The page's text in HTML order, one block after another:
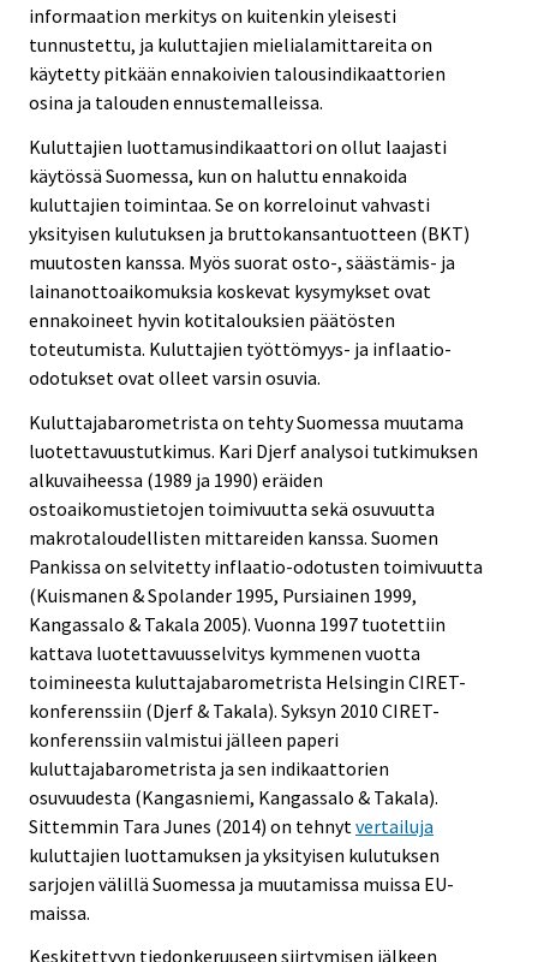
informaation merkitys on kuitenkin yleisesti
tunnustettu, ja kuluttajien mielialamittareita on
käytetty pitkään ennakoivien talousindikaattorien
osina ja talouden ennustemalleissa.
Kuluttajien luottamusindikaattori on ollut laajasti
käytössä Suomessa, kun on haluttu ennakoida
kuluttajien toimintaa. Se on korreloinut vahvasti
yksityisen kulutuksen ja bruttokansantuotteen (BKT)
muutosten kanssa. Myös suorat osto-, säästämis- ja
lainanottoaikomuksia koskevat kysymykset ovat
ennakoineet hyvin kotitalouksien päätösten
toteutumista. Kuluttajien työttömyys- ja inflaatio-
odotukset ovat olleet varsin osuvia.
Kuluttajabarometrista on tehty Suomessa muutama
luotettavuustutkimus. Kari Djerf analysoi tutkimuksen
alkuvaiheessa (1989 ja 1990) eräiden
ostoaikomustietojen toimivuutta sekä osuvuutta
makrotaloudellisten mittareiden kanssa. Suomen
Pankissa on selvitetty inflaatio-odotusten toimivuutta
(Kuismanen & Spolander 1995, Pursiainen 1999,
Kangassalo & Takala 2005). Vuonna 1997 tuotettiin
kattava luotettavuusselvitys kymmenen vuotta
toimineesta kuluttajabarometrista Helsingin CIRET-
konferenssiin (Djerf & Takala). Syksyn 2010 CIRET-
konferenssiin valmistui jälleen paperi
kuluttajabarometrista ja sen indikaattorien
osuvuudesta (Kangasniemi, Kangassalo & Takala).
Sittemmin Tara Junes (2014) on tehnyt vertailuja
kuluttajien luottamuksen ja yksityisen kulutuksen
sarjojen välillä Suomessa ja muutamissa muissa EU-
maissa.
Keskitettyyn tiedonkeruuseen siirtymisen jälkeen